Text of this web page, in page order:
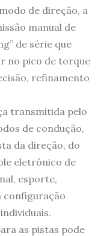
de direção, a
manual de
de série que
no pico de torque
refinamento
transmitida pelo
de condução,
da direção, do
eletrônico de
esporte,
configuração
as pistas pode